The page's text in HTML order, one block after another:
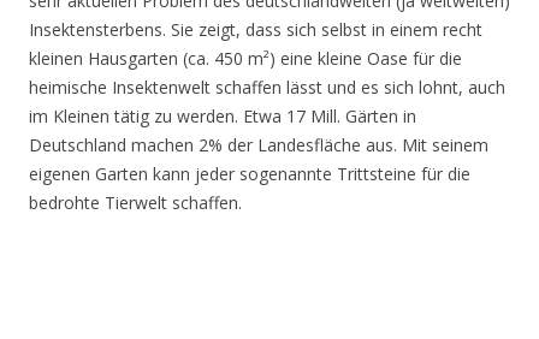
Insektensterbens. Sie zeigt, dass sich selbst in einem recht
kleinen Hausgarten (ca. 450 m²) eine kleine Oase für die
heimische Insektenwelt schaffen lässt und es sich lohnt, auch
im Kleinen tätig zu werden. Etwa 17 Mill. Gärten in
Deutschland machen 2% der Landesfläche aus. Mit seinem
eigenen Garten kann jeder sogenannte Trittsteine für die
bedrohte Tierwelt schaffen.